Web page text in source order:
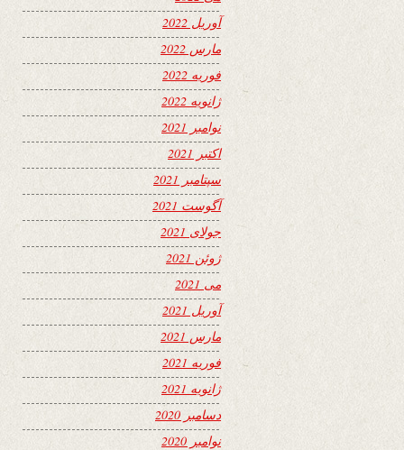
آوریل 2022
مارس 2022
فوریه 2022
ژانویه 2022
نوامبر 2021
اکتبر 2021
سپتامبر 2021
آگوست 2021
جولای 2021
ژوئن 2021
می 2021
آوریل 2021
مارس 2021
فوریه 2021
ژانویه 2021
دسامبر 2020
نوامبر 2020